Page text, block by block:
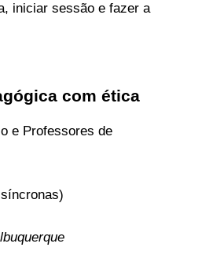
iniciar sessão e fazer a
com ética
e Professores de